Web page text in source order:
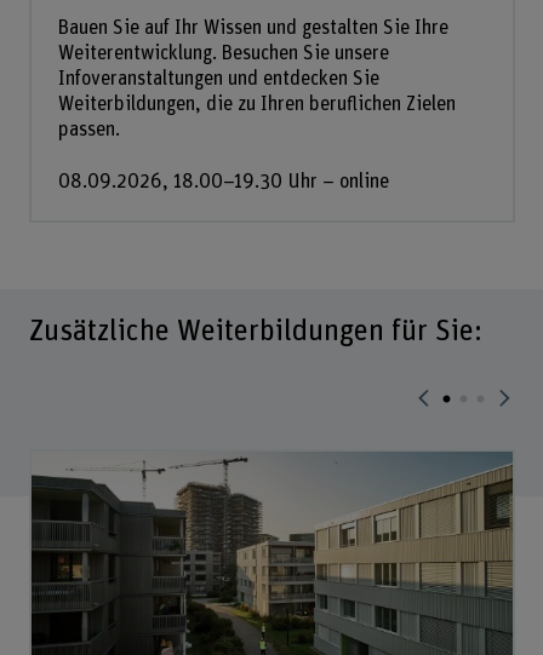
Bauen Sie auf Ihr Wissen und gestalten Sie Ihre
Weiterentwicklung. Besuchen Sie unsere
Infoveranstaltungen und entdecken Sie
Weiterbildungen, die zu Ihren beruflichen Zielen
passen.
08.09.2026, 18.00–19.30 Uhr – online
Zusätzliche Weiterbildungen für Sie: